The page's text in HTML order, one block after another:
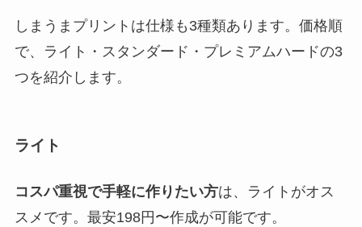
しまうまプリントは仕様も3種類あります。価格順
で、ライト・スタンダード・プレミアムハードの3
つを紹介します。
ライト
コスパ重視で手軽に作りたい方は、ライトがオス
スメです。最安198円〜作成が可能です。